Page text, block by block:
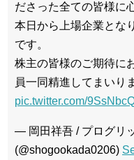
ださった全ての皆様に
本日から上場企業とな
です。
株主の皆様のご期待に
員一同精進してまいり
pic.twitter.com/
— 岡田祥吾 / プログリ
(@shogookada0206)